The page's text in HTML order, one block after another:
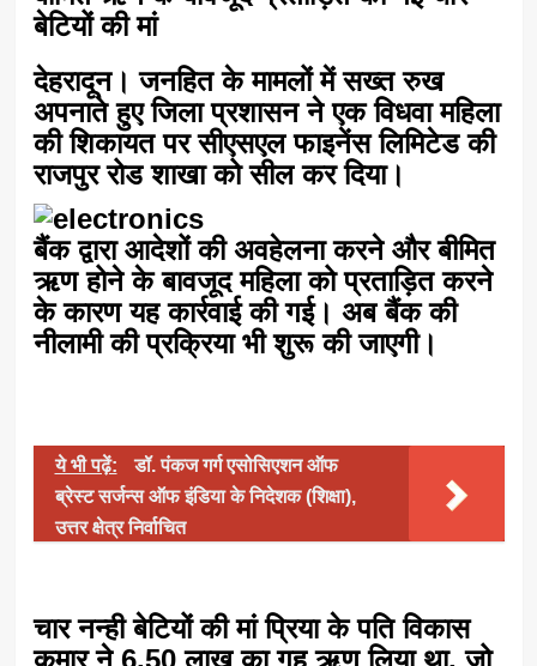
बेटियों की मां
देहरादून। जनहित के मामलों में सख्त रुख
अपनाते हुए जिला प्रशासन ने एक विधवा महिला
की शिकायत पर सीएसएल फाइनेंस लिमिटेड की
राजपुर रोड शाखा को सील कर दिया।
बैंक द्वारा आदेशों की अवहेलना करने और बीमित
ऋण होने के बावजूद महिला को प्रताड़ित करने
के कारण यह कार्रवाई की गई। अब बैंक की
नीलामी की प्रक्रिया भी शुरू की जाएगी।
ये भी पढ़ें:
डॉ. पंकज गर्ग एसोसिएशन ऑफ
ब्रेस्ट सर्जन्स ऑफ इंडिया के निदेशक (शिक्षा),
उत्तर क्षेत्र निर्वाचित
चार नन्ही बेटियों की मां प्रिया के पति विकास